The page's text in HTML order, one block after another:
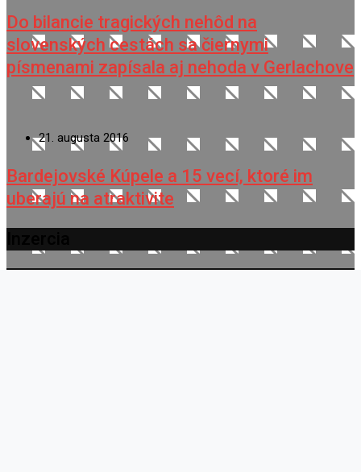
Do bilancie tragických nehôd na
slovenských cestách sa čiernymi
písmenami zapísala aj nehoda v Gerlachove
21. augusta 2016
Bardejovské Kúpele a 15 vecí, ktoré im
uberajú na atraktivite